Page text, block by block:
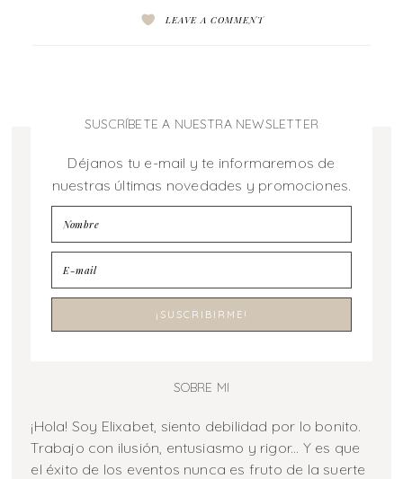
LEAVE A COMMENT
SUSCRÍBETE A NUESTRA NEWSLETTER
Déjanos tu e-mail y te informaremos de
nuestras últimas novedades y promociones.
SOBRE MI
¡Hola! Soy Elixabet, siento debilidad por lo bonito.
Trabajo con ilusión, entusiasmo y rigor... Y es que
el éxito de los eventos nunca es fruto de la suerte